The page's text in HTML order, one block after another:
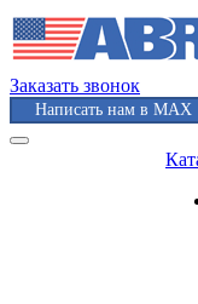
Заказать звонок
Написать нам в MAX